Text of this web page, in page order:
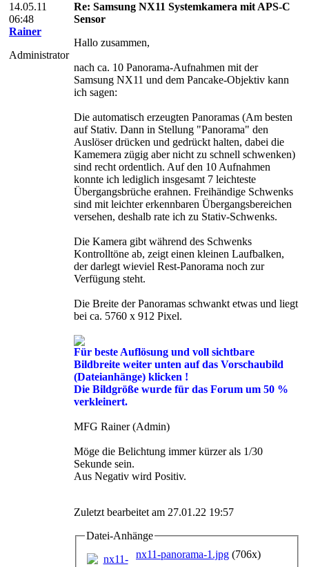
14.05.11
06:48
Rainer
Administrator
Re: Samsung NX11 Systemkamera mit APS-C
Sensor
Hallo zusammen,
nach ca. 10 Panorama-Aufnahmen mit der
Samsung NX11 und dem Pancake-Objektiv kann
ich sagen:
Die automatisch erzeugten Panoramas (Am besten
auf Stativ. Dann in Stellung "Panorama" den
Auslöser drücken und gedrückt halten, dabei die
Kamemera zügig aber nicht zu schnell schwenken)
sind recht ordentlich. Auf den 10 Aufnahmen
konnte ich lediglich insgesamt 7 leichteste
Übergangsbrüche erahnen. Freihändige Schwenks
sind mit leichter erkennbaren Übergangsbereichen
versehen, deshalb rate ich zu Stativ-Schwenks.
Die Kamera gibt während des Schwenks
Kontrolltöne ab, zeigt einen kleinen Laufbalken,
der darlegt wieviel Rest-Panorama noch zur
Verfügung steht.
Die Breite der Panoramas schwankt etwas und liegt
bei ca. 5760 x 912 Pixel.
Für beste Auflösung und voll sichtbare
Bildbreite weiter unten auf das Vorschaubild
(Dateianhänge) klicken !
Die Bildgröße wurde für das Forum um 50 %
verkleinert.
MFG Rainer (Admin)
Möge die Belichtung immer kürzer als 1/30
Sekunde sein.
Aus Negativ wird Positiv.
Zuletzt bearbeitet am 27.01.22 19:57
Datei-Anhänge
nx11-panorama-1.jpg (706x)